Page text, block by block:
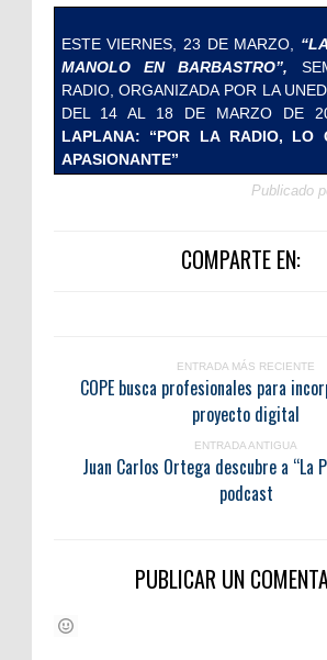
ESTE VIERNES, 23 DE MARZO,
MANOLO EN BARBASTRO”,
RADIO, ORGANIZADA POR LA
DEL 14 AL 18 DE MARZO DE
LAPLANA: “POR LA RADIO, LO
APASIONANTE”
Publicado
COMPARTE EN:
ENTRADA MÁS RECIENTE
COPE busca profesionales para
proyecto digital
ENTRADA ANTIGUA
Juan Carlos Ortega descubre a “La
podcast
PUBLICAR UN